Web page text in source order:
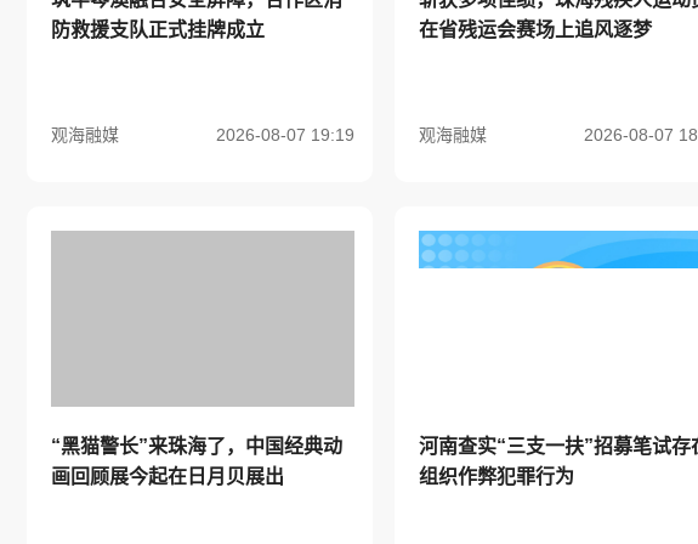
防救援支队正式挂牌成立
观海融媒 2026-08-07 19:19
在省残运会赛场上追风逐梦
观海融媒 2026-08-07
“黑猫警长”来珠海了，中国经典动
画回顾展今起在日月贝展出
河南查实“三支一扶”招募笔试存
组织作弊犯罪行为